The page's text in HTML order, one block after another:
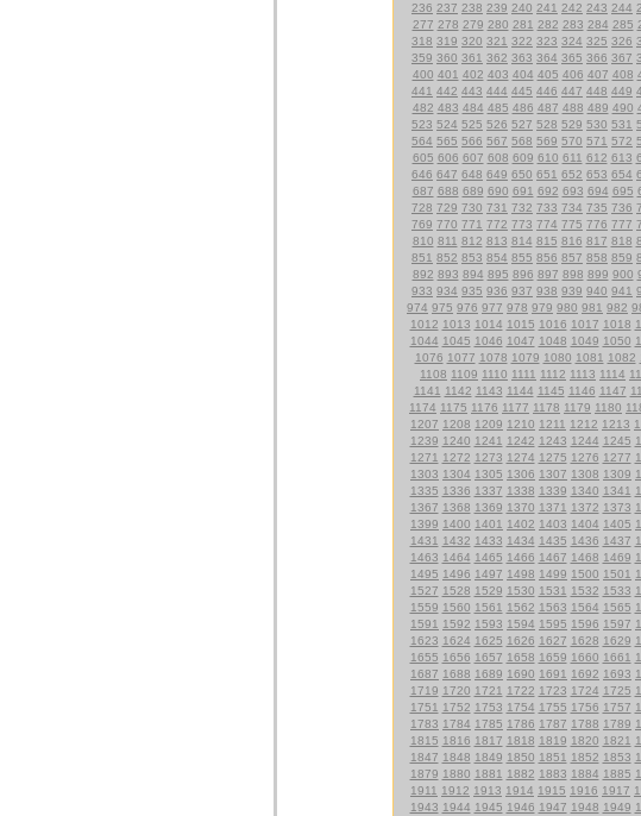
236 237 238 239 240 241 242 243 244
277 278 279 280 281 282 283 284 285
318 319 320 321 322 323 324 325 326
359 360 361 362 363 364 365 366 367
400 401 402 403 404 405 406 407 408
441 442 443 444 445 446 447 448 449
482 483 484 485 486 487 488 489 490
523 524 525 526 527 528 529 530 531
564 565 566 567 568 569 570 571 572
605 606 607 608 609 610 611 612 613
646 647 648 649 650 651 652 653 654
687 688 689 690 691 692 693 694 695
728 729 730 731 732 733 734 735 736
769 770 771 772 773 774 775 776 777
810 811 812 813 814 815 816 817 818
851 852 853 854 855 856 857 858 859
892 893 894 895 896 897 898 899 900
933 934 935 936 937 938 939 940 941
974 975 976 977 978 979 980 981 982
1012 1013 1014 1015 1016 1017 1018
1044 1045 1046 1047 1048 1049 1050
1076 1077 1078 1079 1080 1081 1082
1108 1109 1110 1111 1112 1113 1114
1141 1142 1143 1144 1145 1146 1147
1174 1175 1176 1177 1178 1179 1180
1207 1208 1209 1210 1211 1212 1213
1239 1240 1241 1242 1243 1244 1245
1271 1272 1273 1274 1275 1276 1277
1303 1304 1305 1306 1307 1308 1309
1335 1336 1337 1338 1339 1340 1341
1367 1368 1369 1370 1371 1372 1373
1399 1400 1401 1402 1403 1404 1405
1431 1432 1433 1434 1435 1436 1437
1463 1464 1465 1466 1467 1468 1469
1495 1496 1497 1498 1499 1500 1501
1527 1528 1529 1530 1531 1532 1533
1559 1560 1561 1562 1563 1564 1565
1591 1592 1593 1594 1595 1596 1597
1623 1624 1625 1626 1627 1628 1629
1655 1656 1657 1658 1659 1660 1661
1687 1688 1689 1690 1691 1692 1693
1719 1720 1721 1722 1723 1724 1725
1751 1752 1753 1754 1755 1756 1757
1783 1784 1785 1786 1787 1788 1789
1815 1816 1817 1818 1819 1820 1821
1847 1848 1849 1850 1851 1852 1853
1879 1880 1881 1882 1883 1884 1885
1911 1912 1913 1914 1915 1916 1917
1943 1944 1945 1946 1947 1948 1949